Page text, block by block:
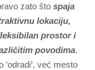
zato što spaja
lokaciju,
prostor i
povodima.
već mesto